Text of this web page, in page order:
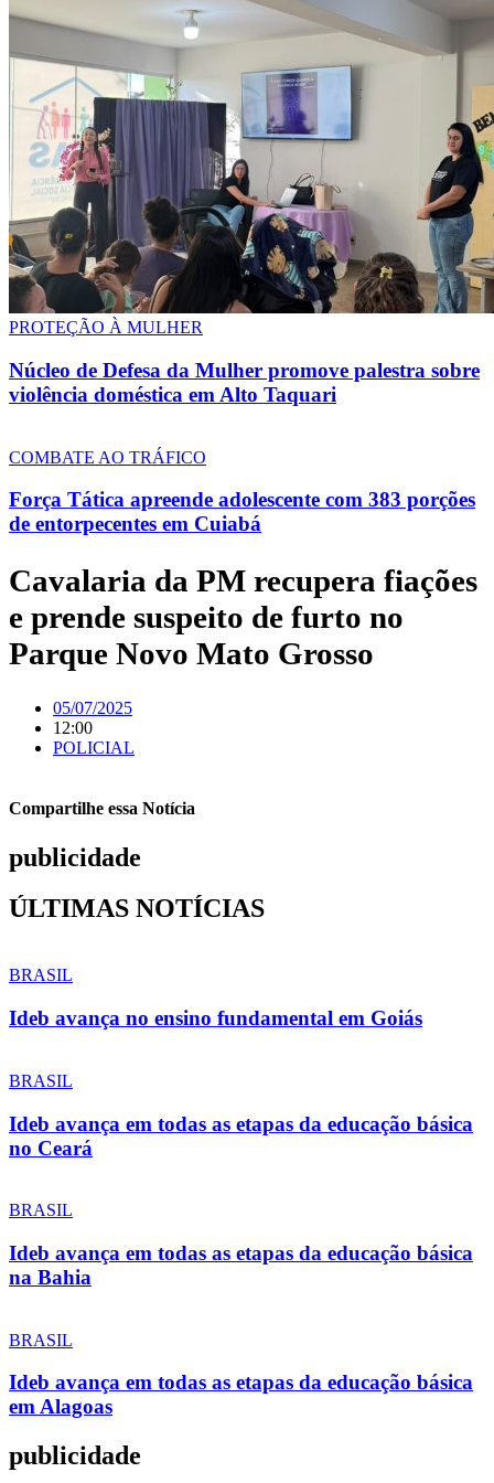
PROTEÇÃO À MULHER
Núcleo de Defesa da Mulher promove palestra sobre
violência doméstica em Alto Taquari
COMBATE AO TRÁFICO
Força Tática apreende adolescente com 383 porções
de entorpecentes em Cuiabá
Cavalaria da PM recupera fiações
e prende suspeito de furto no
Parque Novo Mato Grosso
05/07/2025
12:00
POLICIAL
Compartilhe essa Notícia
publicidade
ÚLTIMAS NOTÍCIAS
BRASIL
Ideb avança no ensino fundamental em Goiás
BRASIL
Ideb avança em todas as etapas da educação básica
no Ceará
BRASIL
Ideb avança em todas as etapas da educação básica
na Bahia
BRASIL
Ideb avança em todas as etapas da educação básica
em Alagoas
publicidade